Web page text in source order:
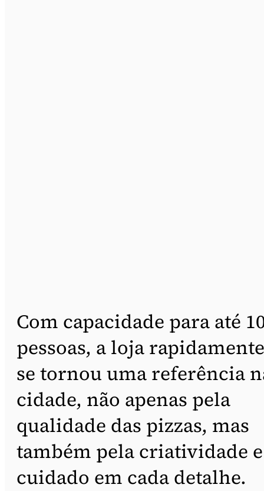
Com capacidade para até
pessoas, a loja rapidamente
se tornou uma referência
cidade, não apenas pela
qualidade das pizzas, mas
também pela criatividade e
cuidado em cada detalhe.